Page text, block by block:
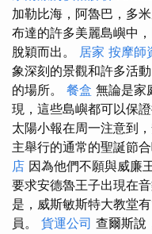
加勒比海，阿魯巴，多
布達的許多美麗島嶼中
脫穎而出。 居家 按摩師
象深刻的景觀和許多活
的場所。 餐盒 無論是家
現，這些島嶼都可以保
太陽小報在周一注意到
主舉行的通常的聖誕節
店 因為他們不願與威廉
要求安德魯王子出現在
是，威斯敏斯特大教堂
員。 貨運公司 查爾斯說